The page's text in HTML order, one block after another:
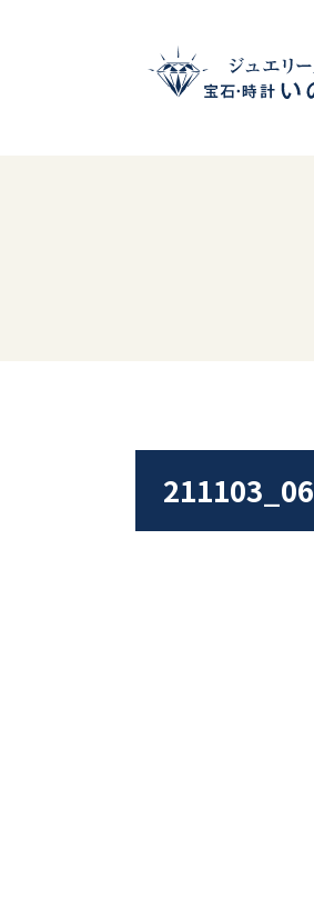
211103_06